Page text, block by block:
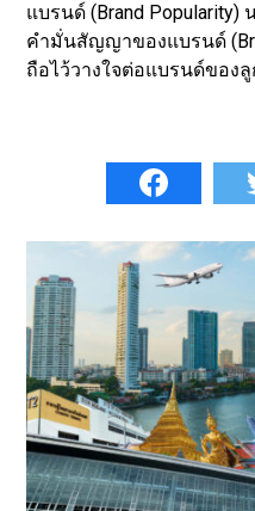
แบรนด์ (Brand Popularity)
คำมั่นสัญญาของแบรนด์
ถือไว้วางใจต่อแบรนด์ของลู